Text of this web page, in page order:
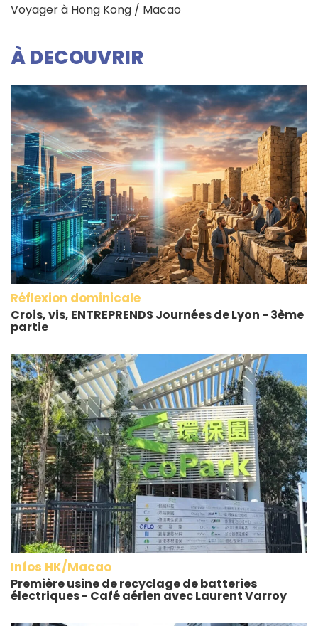
Voyager à Hong Kong / Macao
À DECOUVRIR
Réflexion dominicale
Crois, vis, ENTREPRENDS Journées de Lyon - 3ème
partie
Infos HK/Macao
Première usine de recyclage de batteries
électriques - Café aérien avec Laurent Varroy